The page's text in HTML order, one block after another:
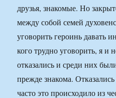
друзья, знакомые. Но
между собой семей
уговорить героинь давать
кого трудно уговорить, я и
отказались и среди них
прежде знакома.
часто это происходило из